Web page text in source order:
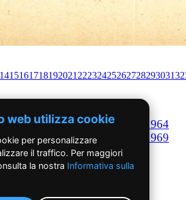
1415161718192021 2223242526272829303132
Anno1962 Anno1963 1964
Anno1967Anno1968 1969
web utilizza cookie
per personalizzare
il traffico. Per maggiori
la nostra Informativa sulla